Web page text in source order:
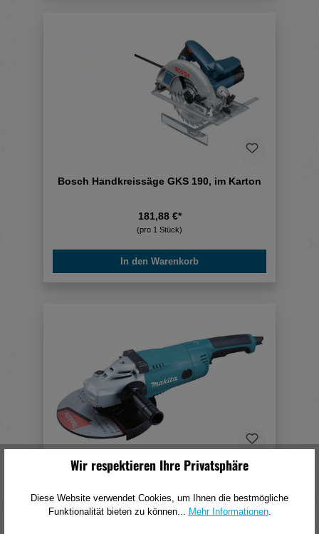
Bosch Handkreissäge GKS 190, im Karton
181,88 €*
(pro 1 Stück)
In den Warenkorb
Makita Winkelschleifer GA9020RF
198,58 €*
Wir respektieren Ihre Privatsphäre
Diese Website verwendet Cookies, um Ihnen die bestmögliche
Funktionalität bieten zu können...
Mehr Informationen.